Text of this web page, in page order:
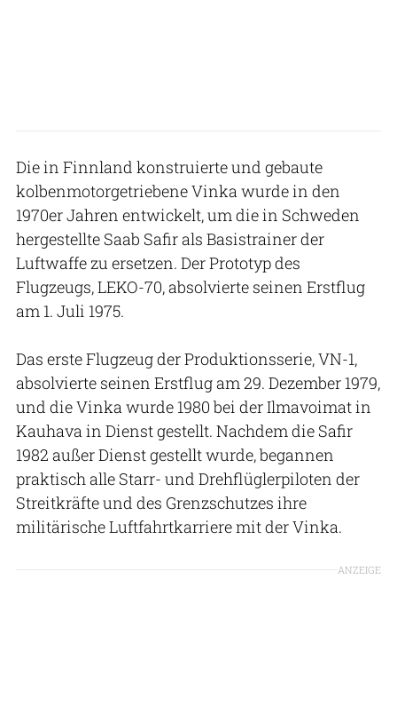
Die in Finnland konstruierte und gebaute
kolbenmotorgetriebene Vinka wurde in den
1970er Jahren entwickelt, um die in Schweden
hergestellte Saab Safir als Basistrainer der
Luftwaffe zu ersetzen. Der Prototyp des
Flugzeugs, LEKO-70, absolvierte seinen Erstflug
am 1. Juli 1975.
Das erste Flugzeug der Produktionsserie, VN-1,
absolvierte seinen Erstflug am 29. Dezember 1979,
und die Vinka wurde 1980 bei der Ilmavoimat in
Kauhava in Dienst gestellt. Nachdem die Safir
1982 außer Dienst gestellt wurde, begannen
praktisch alle Starr- und Drehflüglerpiloten der
Streitkräfte und des Grenzschutzes ihre
militärische Luftfahrtkarriere mit der Vinka.
ANZEIGE